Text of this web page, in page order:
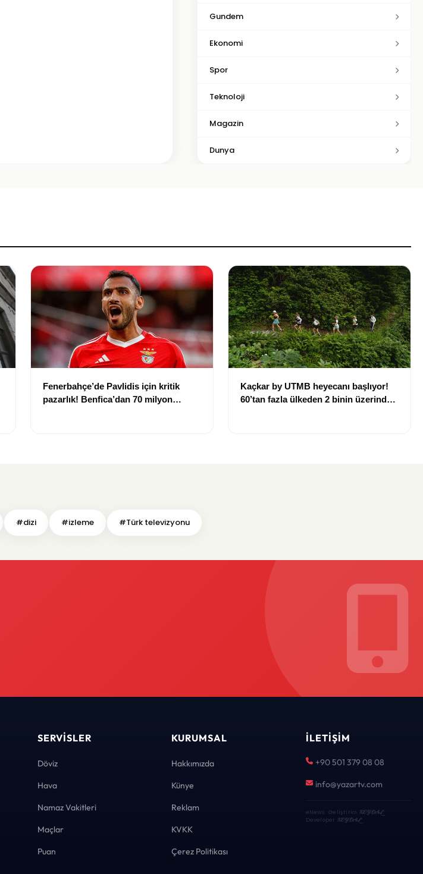
Gundem
Ekonomi
Spor
Teknoloji
Magazin
Dunya
Fenerbahçe’de Pavlidis için kritik
pazarlık! Benfica’dan 70 milyon
Kaçkar by UTMB heyecanı başlıyor!
60’tan fazla ülkeden 2 binin üzerinde
#dizi #izleme #Türk televizyonu
SERVISLER
Döviz
Hava
Namaz Vakitleri
Maçlar
Puan
KURUMSAL
Hakkımızda
Künye
Reklam
KVKK
Çerez Politikası
İLETIŞIM
+90 501 379 08 08
info@yazartv.com
eNews · Geliştirici KEYDAL·
Developer KEYDAL